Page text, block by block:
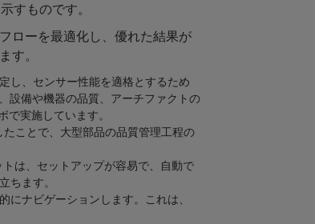
すものです。
ローを最適化し、優れた結果が
す。
し、センサー性能を適格とするため
設備や機器の品質、アーチファクトの
で実施しています。
ことで、大型部品の品質管理工程の
は、セットアップが容易で、自動で
ちます。
ナビゲーションします。これは、